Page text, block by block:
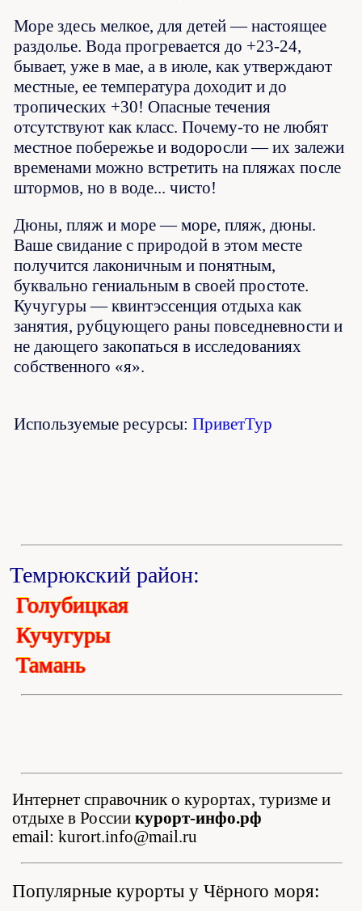
Море здесь мелкое, для детей — настоящее
раздолье. Вода прогревается до +23-24,
бывает, уже в мае, а в июле, как утверждают
местные, ее температура доходит и до
тропических +30! Опасные течения
отсутствуют как класс. Почему-то не любят
местное побережье и водоросли — их залежи
временами можно встретить на пляжах после
штормов, но в воде... чисто!
Дюны, пляж и море — море, пляж, дюны.
Ваше свидание с природой в этом месте
получится лаконичным и понятным,
буквально гениальным в своей простоте.
Кучугуры — квинтэссенция отдыха как
занятия, рубцующего раны повседневности и
не дающего закопаться в исследованиях
собственного «я».
Используемые ресурсы:ПриветТур
Темрюкский район:
Голубицкая
Кучугуры
Тамань
Интернет справочник о курортах, туризме и
отдыхе в России курорт-инфо.рф
email: kurort.info@mail.ru
Популярные курорты у Чёрного моря: